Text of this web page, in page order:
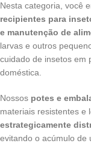
Nesta categoria, você
recipientes para
e manutenção de
larvas e outros
cuidado de insetos em
doméstica.
Nossos potes e
materiais resistentes e
estrategicamente
evitando o acúmulo de